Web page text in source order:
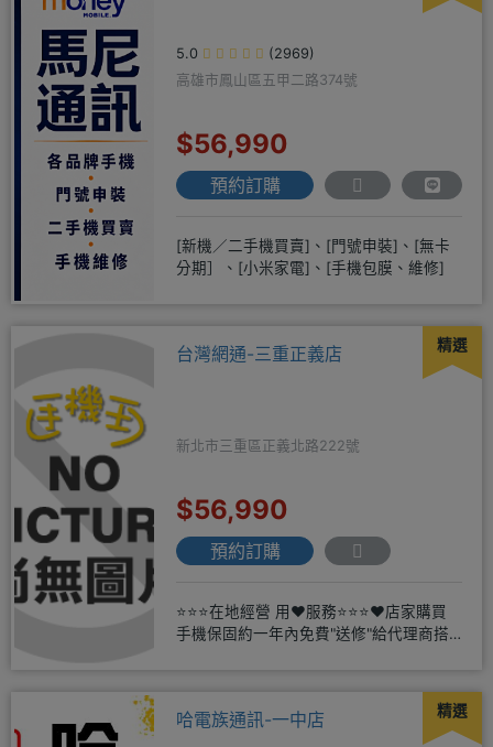
5.0
(2969)
高雄市鳳山區五甲二路374號
$56,990
預約訂購
[新機／二手機買賣]、[門號申裝]、[無卡
分期］、[小米家電]、[手機包膜、維修]
精選
台灣網通-三重正義店
新北市三重區正義北路222號
$56,990
預約訂購
⭐⭐⭐在地經營 用❤️服務⭐⭐⭐❤️店家購買
手機保固約一年內免費"送修"給代理商搭
精選
哈電族通訊-一中店